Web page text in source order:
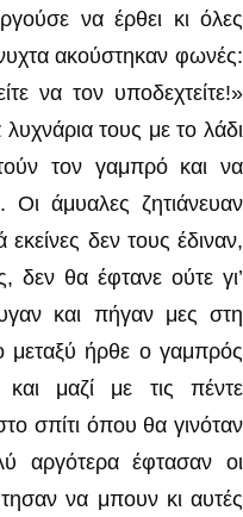
να έρθει κι όλες
ακούστηκαν φωνές:
να τον υποδεχτείτε!»
τους με το λάδι
τον γαμπρό και να
Οι άμυαλες ζητιάνευαν
δεν τους έδιναν,
δεν θα έφτανε ούτε γι’
και πήγαν μες στη
μεταξύ ήρθε ο γαμπρός
μαζί με τις πέντε
σπίτι όπου θα γινόταν
αργότερα έφτασαν οι
να μπουν κι αυτές